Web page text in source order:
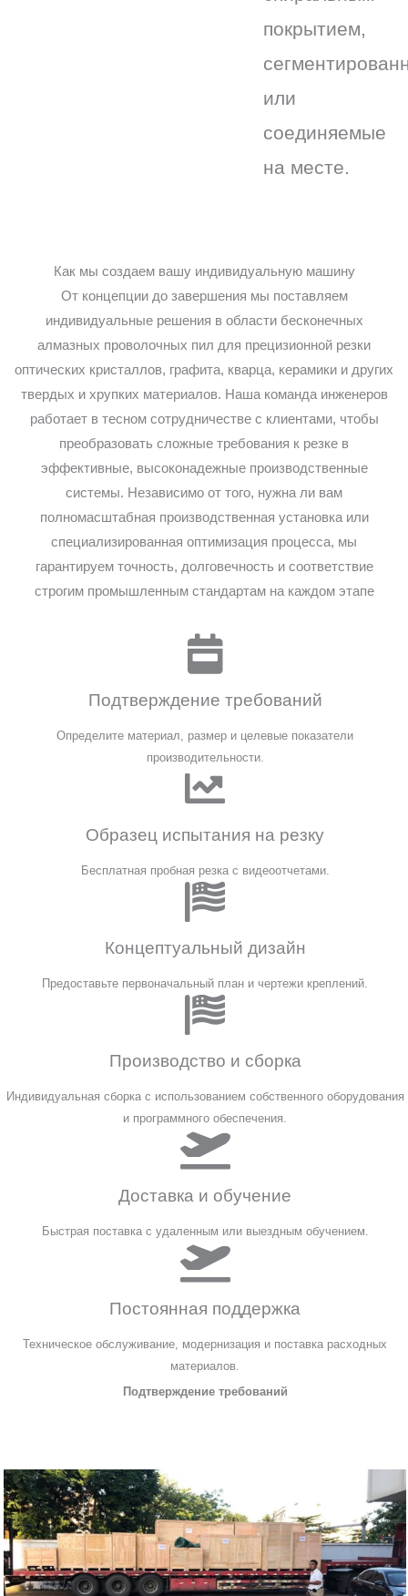
покрытием,
или
соединяемые
на месте.
Как мы создаем вашу индивидуальную машину
От концепции до завершения мы поставляем
индивидуальные решения в области бесконечных
алмазных проволочных пил для прецизионной резки
оптических кристаллов, графита, кварца, керамики и других
твердых и хрупких материалов. Наша команда инженеров
работает в тесном сотрудничестве с клиентами, чтобы
преобразовать сложные требования к резке в
эффективные, высоконадежные производственные
системы. Независимо от того, нужна ли вам
полномасштабная производственная установка или
специализированная оптимизация процесса, мы
гарантируем точность, долговечность и соответствие
строгим промышленным стандартам на каждом этапе
Подтверждение требований
Определите материал, размер и целевые показатели
производительности.
Образец испытания на резку
Бесплатная пробная резка с видеоотчетами.
Концептуальный дизайн
Предоставьте первоначальный план и чертежи креплений.
Производство и сборка
Индивидуальная сборка с использованием собственного оборудования
и программного обеспечения.
Доставка и обучение
Быстрая поставка с удаленным или выездным обучением.
Постоянная поддержка
Техническое обслуживание, модернизация и поставка расходных
материалов.
Подтверждение требований